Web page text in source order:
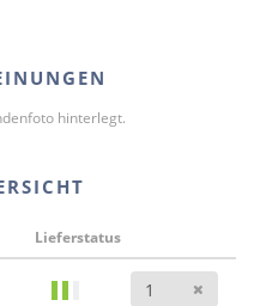
hinterlegt.
Lieferstatus